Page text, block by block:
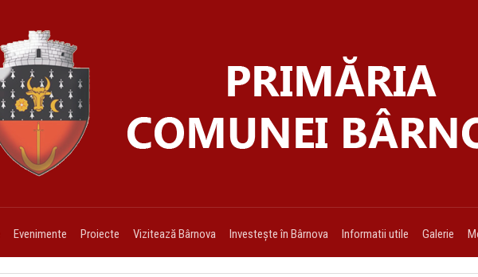
Evenimente Proiecte Vizitează Bârnova Investește în Bârnova Informatii utile Galerie